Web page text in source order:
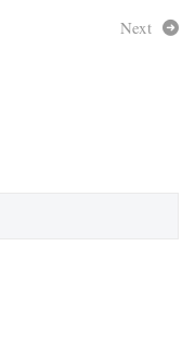
Next